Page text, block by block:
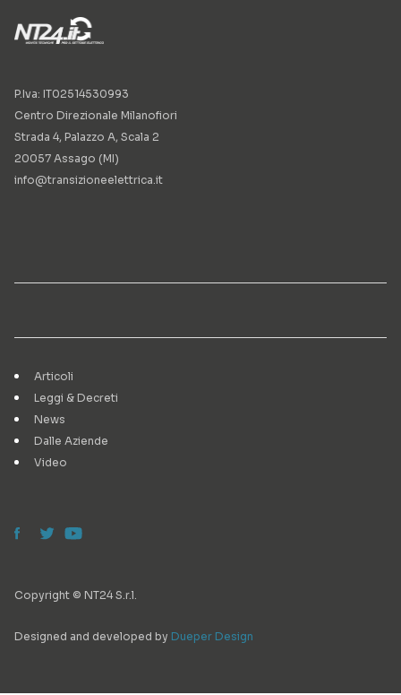
P.Iva: IT02514530993
Centro Direzionale Milanofiori
Strada 4, Palazzo A, Scala 2
20057 Assago (MI)
info@transizioneelettrica.it
Articoli
Leggi & Decreti
News
Dalle Aziende
Video
Copyright © NT24 S.r.l.
Designed and developed by Dueper Design